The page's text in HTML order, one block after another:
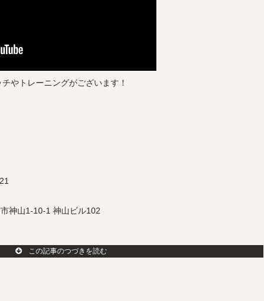
やトレーニングがございます！
神山1-10-1 神山ビル102
この記事のつづきを読む